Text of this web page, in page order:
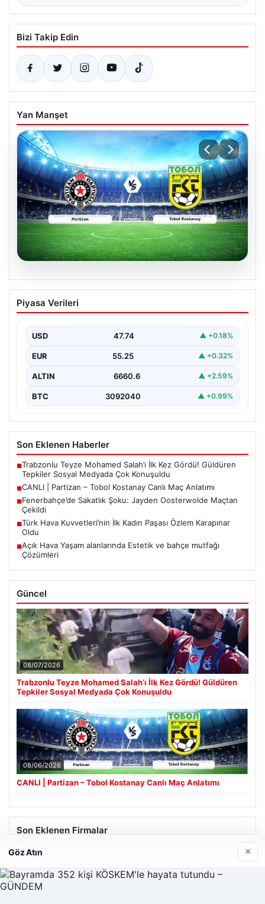
Bizi Takip Edin
Yan Manşet
CANLI | Partizan – Tobol Kostanay Canlı
Maç Anlatımı
Piyasa Verileri
USD 47.74 ▲ +0.18%
EUR 55.25 ▲ +0.32%
ALTIN 6660.6 ▲ +2.59%
BTC 3092040 ▲ +0.99%
Son Eklenen Haberler
■Trabzonlu Teyze Mohamed Salah’ı İlk Kez Gördü! Güldüren
Tepkiler Sosyal Medyada Çok Konuşuldu
■CANLI | Partizan – Tobol Kostanay Canlı Maç Anlatımı
■Fenerbahçe’de Sakatlık Şoku: Jayden Oosterwolde Maçtan
Çekildi
■Türk Hava Kuvvetleri’nin İlk Kadın Paşası Özlem Karapınar
Oldu
■Açık Hava Yaşam alanlarında Estetik ve bahçe mutfağı
Çözümleri
Güncel
08/07/2026
Trabzonlu Teyze Mohamed Salah’ı İlk Kez Gördü! Güldüren
Tepkiler Sosyal Medyada Çok Konuşuldu
08/06/2026
CANLI | Partizan – Tobol Kostanay Canlı Maç Anlatımı
Son Eklenen Firmalar
Göz Atın ×